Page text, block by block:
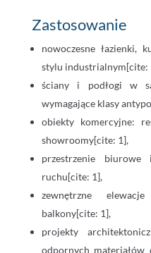
Zastosowanie
nowoczesne łazienki,
stylu industrialnym[cite:
ściany i podłogi w
wymagające klasy
obiekty komercyjne:
showroomy[cite: 1],
przestrzenie
ruchu[cite: 1],
zewnętrzne
balkony[cite: 1],
projekty
odpornych materiałów